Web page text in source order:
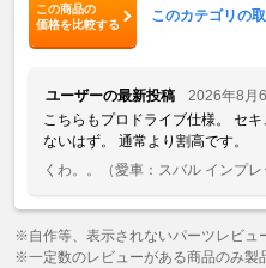
この商品の
価格を比較する
このカテゴリの
ユーザーの最新投稿
2026年8月
こちらもプロドライブ仕様。 セ
ないはず。 通常より割高です。
くわ。。
（愛車：スバル インプレ
※自作等、表示されないパーツレビュ
※一定数のレビューがある商品のみ製